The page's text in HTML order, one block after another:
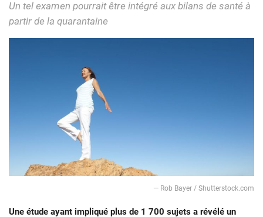
Un tel examen pourrait être intégré aux bilans de santé à
partir de la quarantaine
— Rob Bayer / Shutterstock.com
Une étude ayant impliqué plus de 1 700 sujets a révélé un